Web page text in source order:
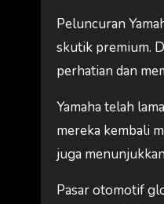
Peluncuran
skutik premium.
perhatian dan
Yamaha telah
mereka kembali
juga
Pasar otomotif